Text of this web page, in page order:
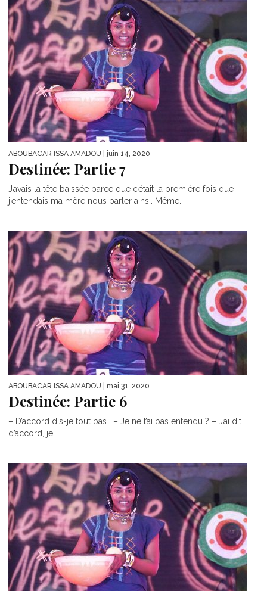
ABOUBACAR ISSA AMADOU | juin 14, 2020
Destinée: Partie 7
J’avais la tête baissée parce que c’était la première fois que
j’entendais ma mère nous parler ainsi. Même...
ABOUBACAR ISSA AMADOU | mai 31, 2020
Destinée: Partie 6
– D’accord dis-je tout bas ! – Je ne t’ai pas entendu ? – J’ai dit
d’accord, je...